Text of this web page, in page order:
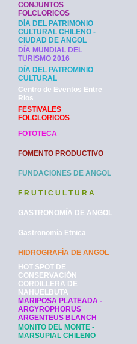
CONJUNTOS
FOLCLORICOS
DÍA DEL PATRIMONIO
CULTURAL CHILENO -
CIUDAD DE ANGOL
DÍA MUNDIAL DEL
TURISMO 2016
DÍA DEL PATROMINIO
CULTURAL
Centro de Eventos Entre
Rios
FESTIVALES
FOLCLORICOS
FOTOTECA
FOMENTO PRODUCTIVO
FUNDACIONES DE ANGOL
F R U T I C U L T U R A
GASTRONOMÍA DE ANGOL
Gastronomía Etnica
HIDROGRAFÍA DE ANGOL
HOT SPOT DE
CONSERVACIÓN
CORDILLERA DE
NAHUELBUTA
MARIPOSA PLATEADA -
ARGYROPHORUS
ARGENTEUS BLANCH
MONITO DEL MONTE -
MARSUPIAL CHILENO